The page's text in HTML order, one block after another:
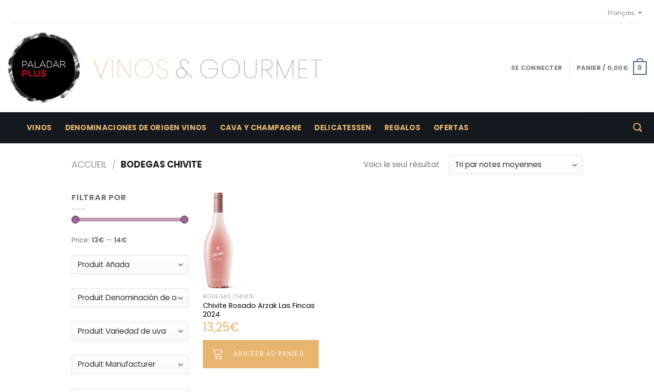
Français
SE CONNECTER PANIER / 0,00€ 0
VINOS DENOMINACIONES DE ORIGEN VINOS CAVA Y CHAMPAGNE DELICATESSEN REGALOS OFERTAS
ACCUEIL / BODEGAS CHIVITE Voici le seul résultat
FILTRAR POR
Price: 13€ — 14€
BODEGAS CHIVITE
Chivite Rosado Arzak Las Fincas
2024
13,25€
AJOUTER AU PANIER